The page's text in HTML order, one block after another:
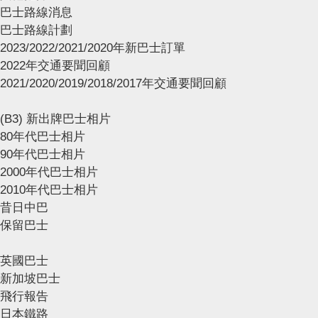
巴士路線消息
巴士路線計劃
2023/2022/2021/2020年新巴士訂單
2022年交通要聞回顧
2021/2020/2019/2018/2017年交通要聞回顧
(B3) 新出牌巴士相片
80年代巴士相片
90年代巴士相片
2000年代巴士相片
2010年代巴士相片
昔日中巴
保留巴士
英國巴士
新加坡巴士
飛行報告
日本鐵路